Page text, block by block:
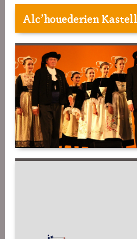
Alc'houederien